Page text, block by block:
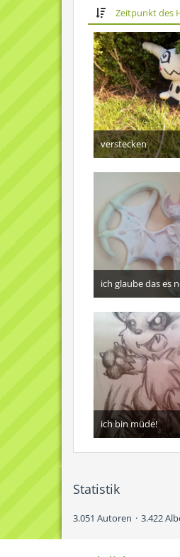
Zeitpunkt des
verstecken
1. April
19.
ich bin müde!
13.
Statistik
3.051 Autoren 3.422